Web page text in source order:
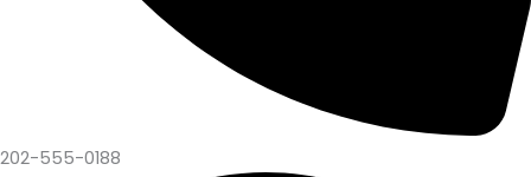
202-555-0188